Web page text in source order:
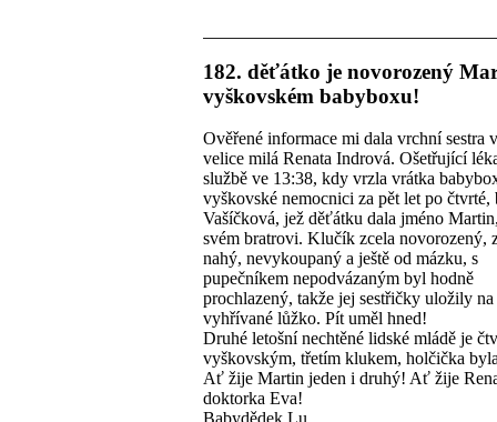
182. děťátko je novorozený
vyškovském babyboxu!
Ověřené informace mi dala vrchní sestra
velice milá Renata Indrová. Ošetřující
službě ve 13:38, kdy vrzla vrátka
vyškovské nemocnici za pět let po čtvrté,
Vašíčková, jež děťátku dala jméno
svém bratrovi. Klučík zcela novorozený,
nahý, nevykoupaný a ještě od mázku, s
pupečníkem nepodvázaným byl hodně
prochlazený, takže jej sestřičky uložily na
vyhřívané lůžko. Pít uměl hned!
Druhé letošní nechtěné lidské mládě je
vyškovským, třetím klukem, holčička
Ať žije Martin jeden i druhý! Ať žije
doktorka Eva!